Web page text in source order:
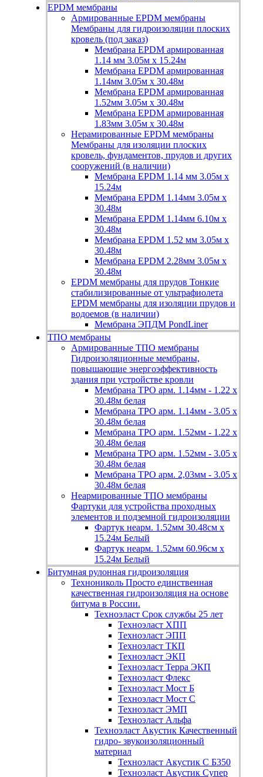
EPDM мембраны
Армированные EPDM мембраны
Мембраны для гидроизоляции плоских
кровель (под заказ)
Мембрана EPDM армированная
1.14 мм 3.05м х 15.24м
Мембрана EPDM армированная
1.14мм 3.05м х 30.48м
Мембрана EPDM армированная
1.52мм 3.05м х 30.48м
Мембрана EPDM армированная
1.83мм 3.05м х 30.48м
Нерамированные EPDM мембраны
Мембраны для изоляции плоских
кровель, фундаментов, прудов и других
сооружений (в наличии)
Мембрана EPDM 1.14 мм 3.05м х
15.24м
Мембрана EPDM 1.14мм 3.05м х
30.48м
Мембрана EPDM 1.14мм 6.10м х
30.48м
Мембрана EPDM 1.52 мм 3.05м х
30.48м
Мембрана EPDM 2.28мм 3.05м х
30.48м
EPDM мембраны для прудов Тонкие
стабилизированные от ультрафиолета
EPDM мембраны для изоляции прудов и
водоемов (в наличии)
Мембрана ЭПДМ PondLiner
ТПО мембраны
Армированные ТПО мембраны
Гидроизоляционные мембраны,
повышающие энергоэффективность
здания при устройстве кровли
Мембрана TPO арм. 1.14мм - 1.22 х
30.48м белая
Мембрана TPO арм. 1.14мм - 3.05 х
30.48м белая
Мембрана TPO арм. 1.52мм - 1.22 х
30.48м белая
Мембрана TPO арм. 1.52мм - 3.05 х
30.48м белая
Мембрана TPO арм. 2,03мм - 3.05 х
30.48м белая
Неармированные ТПО мембраны
Фартуки для устройства проходных
элементов и подземной гидроизоляции
Фартук неарм. 1.52мм 30.48см х
15.24м Белый
Фартук неарм. 1.52мм 60.96см х
15.24м Белый
Битумная рулонная гидроизоляция
Технониколь Просто единственная
качественная гидроизоляция на основе
битума в России.
Техноэласт Срок службы 25 лет
Техноэласт ХПП
Техноэласт ЭПП
Техноэласт ТКП
Техноэласт ЭКП
Техноэласт Терра ЭКП
Техноэласт Флекс
Техноэласт Мост Б
Техноэласт Мост С
Техноэласт ЭМП
Техноэласт Альфа
Техноэласт Акустик Качественный
гидро- звукоизоляционный
материал
Техноэласт Акустик С Б350
Техноэласт Акустик Супер